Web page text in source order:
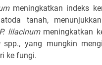
meningkatkan indeks
tanah,
P. lilacinummeningkatkan
spp., yang mungkin
ke fungi.